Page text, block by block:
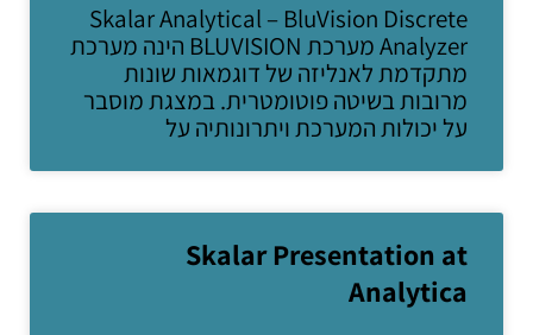
Skalar Analytical – BluVision Discrete
Analyzer מערכת BLUVISION הינה מערכת
מתקדמת לאנליזה של דוגמאות שונות
מרובות בשיטה פוטומטרית. במצגת מוסבר
על יכולות המערכת ויתרונותיה על
Skalar Presentation at
Analytica